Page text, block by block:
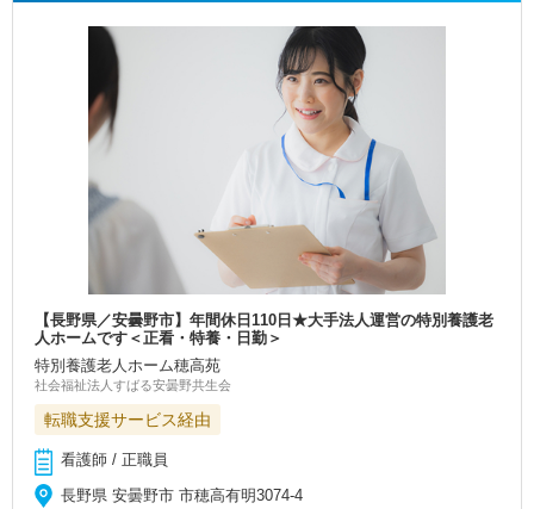
【長野県／安曇野市】年間休日110日★大手法人運営の特別養護老
人ホームです＜正看・特養・日勤＞
特別養護老人ホーム穂高苑
社会福祉法人すばる安曇野共生会
転職支援サービス経由
看護師 / 正職員
長野県 安曇野市 市穂高有明3074-4